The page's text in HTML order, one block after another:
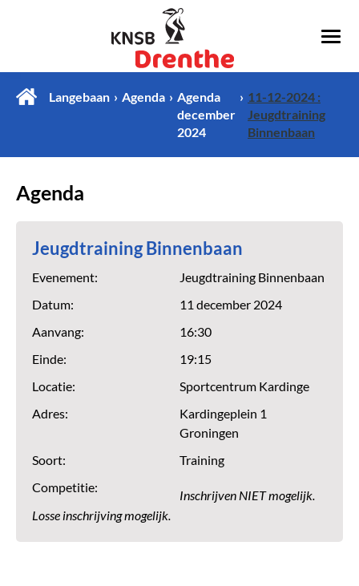
Langebaan Agenda
Agenda
december
2024
11-12-2024 :
Jeugdtraining
Binnenbaan
Agenda
Jeugdtraining Binnenbaan
Evenement:
Jeugdtraining Binnenbaan
Datum:
11 december 2024
Aanvang:
16:30
Einde:
19:15
Locatie:
Sportcentrum Kardinge
Adres:
Kardingeplein 1
Groningen
Soort:
Training
Competitie:
Inschrijven NIET mogelijk.
Losse inschrijving mogelijk.